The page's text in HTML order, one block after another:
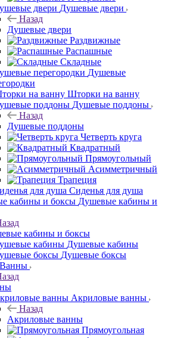
Душевые двери
Назад
Душевые двери
Раздвижные
Распашные
Складные
Душевые
Шторки на ванну
Душевые поддоны
Назад
Душевые поддоны
Четверть круга
Квадратный
Прямоугольный
Асимметричный
Трапеция
Сиденья для душа
Душевые кабины и
кабины и боксы
Душевые кабины
Душевые боксы
Ванны
Акриловые ванны
Назад
Акриловые ванны
Прямоугольная